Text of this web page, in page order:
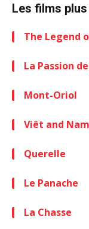
Les films
The Legend
La Passion
Mont-Oriol
Viêt and Nam
Querelle
Le Panache
La Chasse